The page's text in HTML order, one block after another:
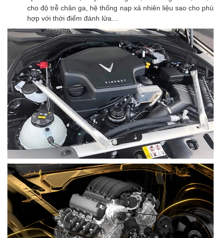
cho độ trễ chân ga, hệ thống nạp xả nhiên liệu sao cho phù
hợp với thời điểm đánh lửa…